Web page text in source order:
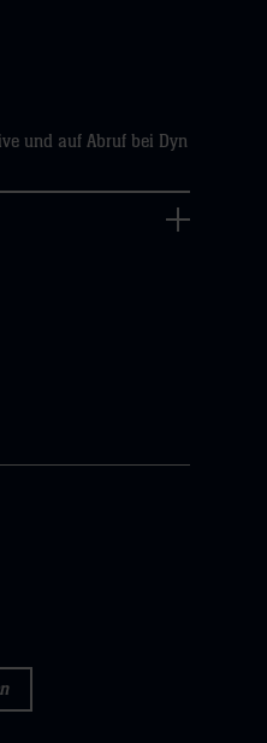
und auf Abruf bei Dyn